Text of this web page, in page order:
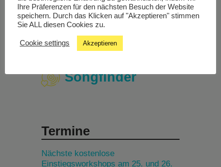
Livestream
Studiochat
Songfinder
Termine
Nächste kostenlose
Einstiegsworkshops am 25. und 26.
Ihre Präferenzen für den nächsten Besuch der Website
speichern. Durch das Klicken auf "Akzeptieren" stimmen
Sie ALL diesen Cookies zu.
Cookie settings Akzeptieren